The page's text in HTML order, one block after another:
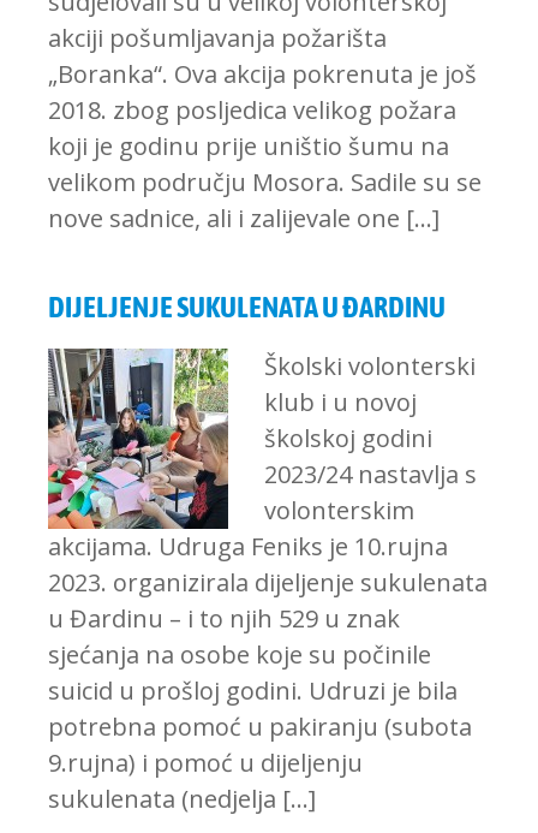
akciji pošumljavanja požarišta
„Boranka“. Ova akcija pokrenuta je još
2018. zbog posljedica velikog požara
koji je godinu prije uništio šumu na
velikom području Mosora. Sadile su se
nove sadnice, ali i zalijevale one […]
DIJELJENJE SUKULENATA U ĐARDINU
Školski volonterski
klub i u novoj
školskoj godini
2023/24 nastavlja s
volonterskim
akcijama. Udruga Feniks je 10.rujna
2023. organizirala dijeljenje sukulenata
u Đardinu – i to njih 529 u znak
sjećanja na osobe koje su počinile
suicid u prošloj godini. Udruzi je bila
potrebna pomoć u pakiranju (subota
9.rujna) i pomoć u dijeljenju
sukulenata (nedjelja […]